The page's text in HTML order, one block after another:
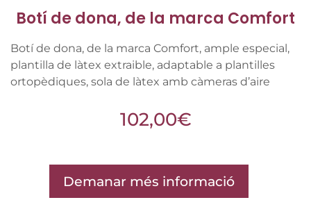
Botí de dona, de la marca Comfort
Botí de dona, de la marca Comfort, ample especial,
plantilla de làtex extraible, adaptable a plantilles
ortopèdiques, sola de làtex amb càmeras d’aire
102,00€
Demanar més informació